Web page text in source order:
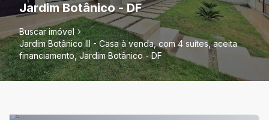
Jardim Botânico - DF
Buscar imóvel
Jardim Botânico III - Casa à venda, com 4 suítes, aceita
financiamento, Jardim Botânico - DF